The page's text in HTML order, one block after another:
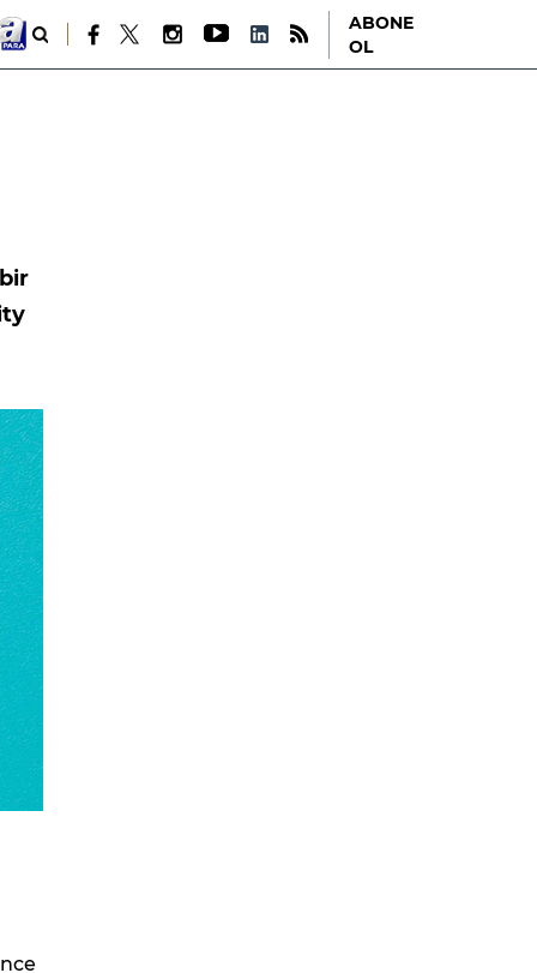
ABONE
OL